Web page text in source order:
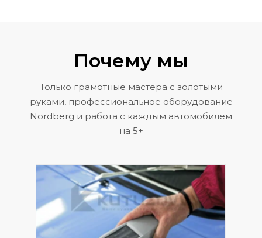
Почему мы
Только грамотные мастера с золотыми
руками, профессиональное оборудование
Nordberg и работа с каждым автомобилем
на 5+